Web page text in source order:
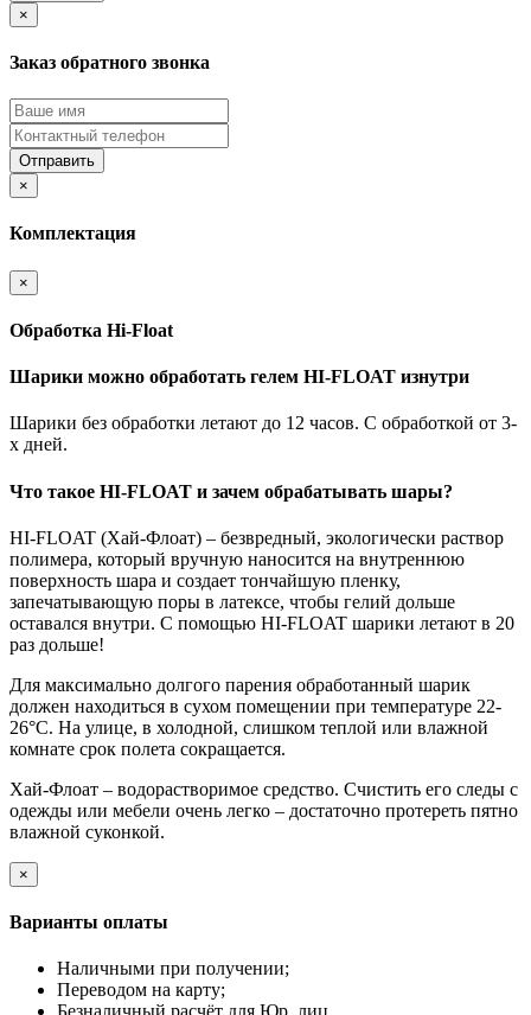
×
Заказ обратного звонка
Отправить
×
Комплектация
×
Обработка Hi-Float
Шарики можно обработать гелем HI-FLOAT изнутри
Шарики без обработки летают до 12 часов. С обработкой от 3-
х дней.
Что такое HI-FLOAT и зачем обрабатывать шары?
HI-FLOAT (Хай-Флоат) – безвредный, экологически раствор
полимера, который вручную наносится на внутреннюю
поверхность шара и создает тончайшую пленку,
запечатывающую поры в латексе, чтобы гелий дольше
оставался внутри. С помощью HI-FLOAT шарики летают в 20
раз дольше!
Для максимально долгого парения обработанный шарик
должен находиться в сухом помещении при температуре 22-
26°C. На улице, в холодной, слишком теплой или влажной
комнате срок полета сокращается.
Хай-Флоат – водорастворимое средство. Счистить его следы с
одежды или мебели очень легко – достаточно протереть пятно
влажной суконкой.
×
Варианты оплаты
Наличными при получении;
Переводом на карту;